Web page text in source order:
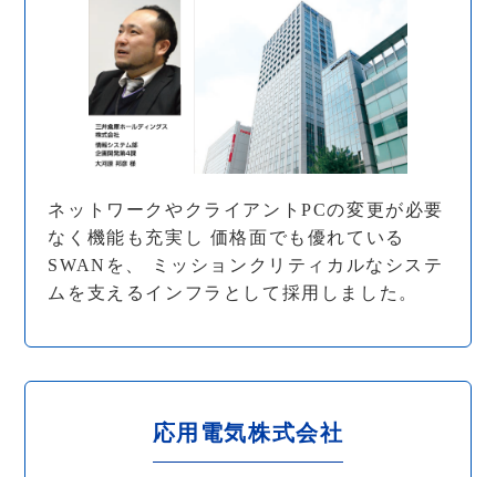
ネットワークやクライアントPCの変更が必要
なく機能も充実し 価格面でも優れている
SWANを、 ミッションクリティカルなシステ
ムを支えるインフラとして採用しました。
応用電気株式会社